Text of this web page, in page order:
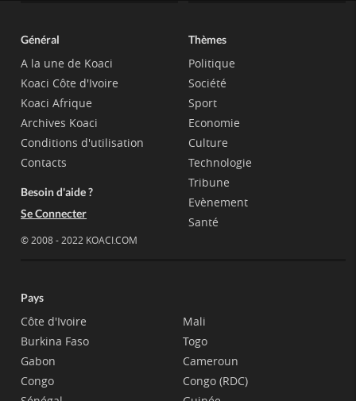
Général
A la une de Koaci
Koaci Côte d'Ivoire
Koaci Afrique
Archives Koaci
Conditions d'utilisation
Contacts
Besoin d'aide ?
Se Connecter
© 2008 - 2022 KOACI.COM
Thèmes
Politique
Société
Sport
Economie
Culture
Technologie
Tribune
Evènement
Santé
Pays
Côte d'Ivoire
Burkina Faso
Gabon
Congo
Mali
Togo
Cameroun
Congo (RDC)